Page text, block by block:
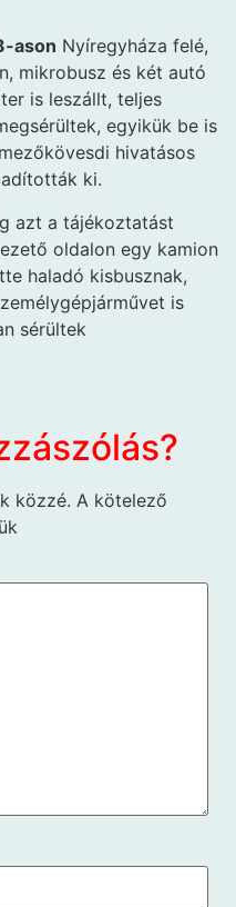
ason Nyíregyháza felé,
mikrobusz és két autó
is leszállt, teljes
egyikük be is
hivatásos
ki.
azt a tájékoztatást
oldalon egy kamion
haladó kisbusznak,
is
sérültek
közzé. A kötelező